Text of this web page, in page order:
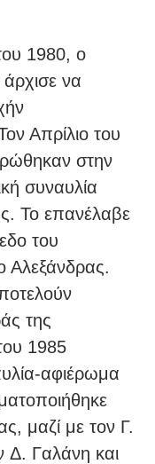
1980, ο
να
Απρίλιο του
στην
συναυλία
Το επανέλαβε
του
Αλεξάνδρας.
της
1985
αφιέρωμα
μαζί με τον Γ.
Δ. Γαλάνη και